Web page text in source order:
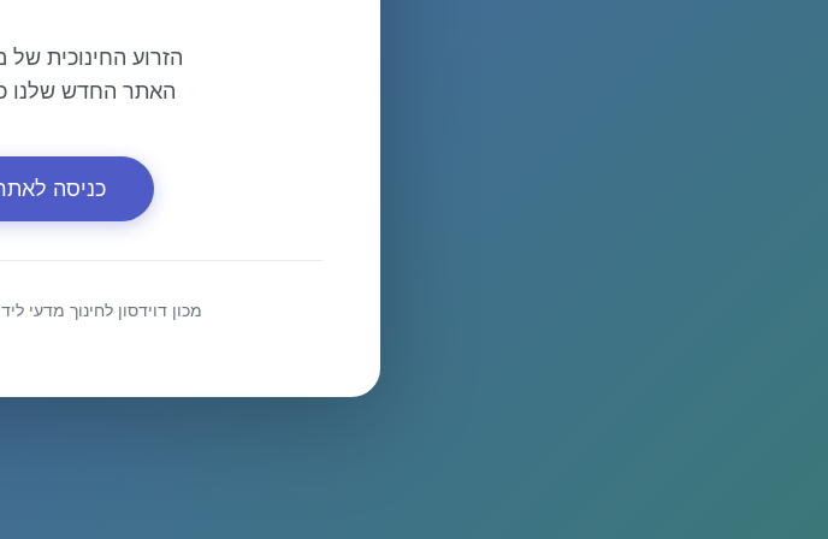
הזרוע החינוכית של
האתר החדש שלנו
כניסה
מכון דוידסון לחינוך מדעי